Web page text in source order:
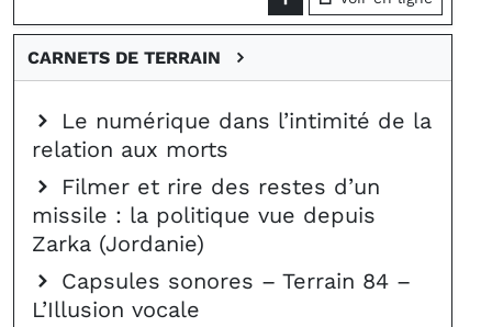
CARNETS DE TERRAIN
Le numérique dans l’intimité de la
relation aux morts
Filmer et rire des restes d’un
missile : la politique vue depuis
Zarka (Jordanie)
Capsules sonores – Terrain 84 –
L’Illusion vocale